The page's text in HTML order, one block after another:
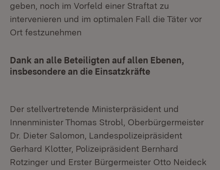
geben, noch im Vorfeld einer Straftat zu
intervenieren und im optimalen Fall die Täter vor
Ort festzunehmen
Dank an alle Beteiligten auf allen Ebenen,
insbesondere an die Einsatzkräfte
Der stellvertretende Ministerpräsident und
Innenminister Thomas Strobl, Oberbürgermeister
Dr. Dieter Salomon, Landespolizeipräsident
Gerhard Klotter, Polizeipräsident Bernhard
Rotzinger und Erster Bürgermeister Otto Neideck